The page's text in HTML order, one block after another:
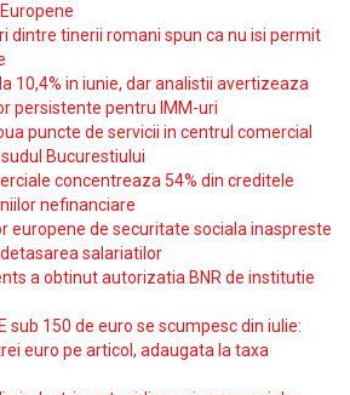
dintre tinerii romani spun ca nu isi permit
10,4% in iunie, dar analistii avertizeaza
persistente pentru IMM-uri
puncte de servicii in centrul comercial
Bucurestiului
concentreaza 54% din creditele
nefinanciare
europene de securitate sociala inaspreste
salariatilor
a obtinut autorizatia BNR de institutie
sub 150 de euro se scumpesc din iulie:
euro pe articol, adaugata la taxa